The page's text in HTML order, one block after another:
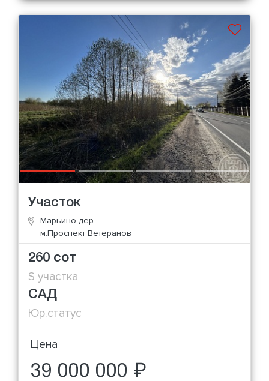
Участок
Марьино дер.
м.Проспект Ветеранов
260 сот
S участка
САД
Юр.статус
Цена
39 000 000 ₽